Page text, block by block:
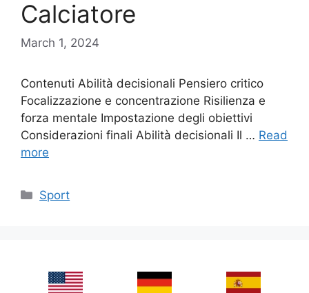
Calciatore
March 1, 2024
Contenuti Abilità decisionali Pensiero critico
Focalizzazione e concentrazione Risilienza e
forza mentale Impostazione degli obiettivi
Considerazioni finali Abilità decisionali Il … Read
more
Categories
Sport